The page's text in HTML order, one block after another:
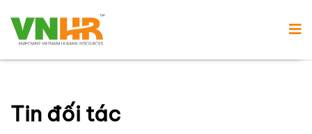
Tin đối tác